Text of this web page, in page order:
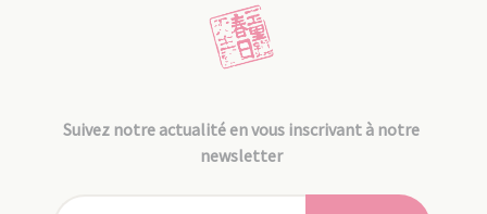
Suivez notre actualité en vous inscrivant à notre
newsletter